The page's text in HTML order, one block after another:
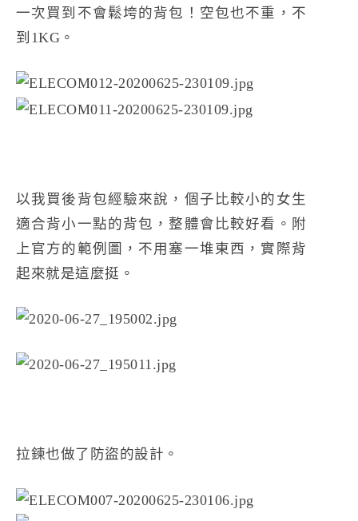
一次買到不會鬆垮的背包！空包也不重，不
到1KG。
以我買後背包經驗來說，個子比較小的女生
適合背小一點的背包，整體會比較好看。附
上官方的範例圖，不用塞一堆東西，實際背
起來就是這麼挺。
拉鍊也做了防盜的設計。